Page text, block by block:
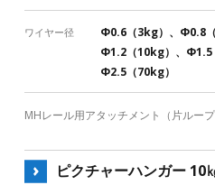
ワイヤー径
Φ0.6（3kg）、Φ0.8
Φ1.2（10kg）、Φ1.5
Φ2.5（70kg）
MHレール用アタッチメント（片ループ
ピクチャーハンガー 10